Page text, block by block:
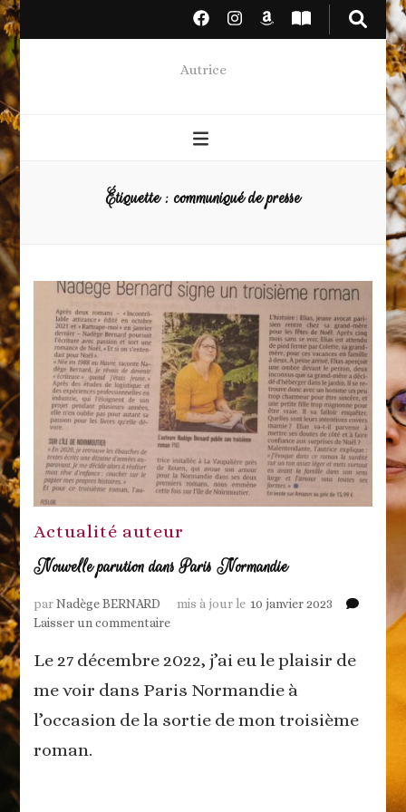
Autrice
Étiquette :communiqué de presse
Actualité auteur
Nouvelle parution dans Paris Normandie
parNadège BERNARD mis à jour le 10 janvier 2023
Laisser un commentairesur
parution
Paris
Normandie
Le 27 décembre 2022, j’ai eu le plaisir de
me voir dans Paris Normandie à
l’occasion de la sortie de mon troisième
roman.